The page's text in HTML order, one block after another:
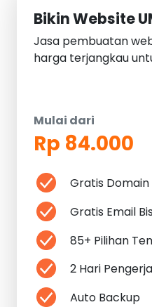
Bikin Website
Jasa pembuatan
harga terjangkau
Mulai dari
Rp 84.000
Gratis Domain
Gratis Email
85+ Pilihan
2 Hari
Auto Backup